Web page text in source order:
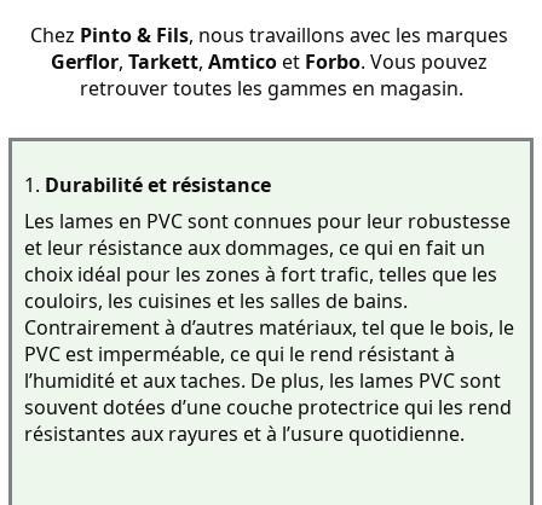
Chez Pinto & Fils
Gerflor, Tarkett, Amtico et Forbo. Vous pouvez
retrouver toutes les gammes en magasin.
1. Durabilité et résistance
Les lames en PVC sont connues pour leur robustesse
et leur résistance aux dommages, ce qui en fait un
choix idéal pour les zones à fort trafic, telles que les
couloirs, les cuisines et les salles de bains.
Contrairement à d’autres matériaux, tel que le bois, le
PVC est imperméable, ce qui le rend résistant à
l’humidité et aux taches. De plus, les lames PVC sont
souvent dotées d’une couche protectrice qui les rend
résistantes aux rayures et à l’usure quotidienne.